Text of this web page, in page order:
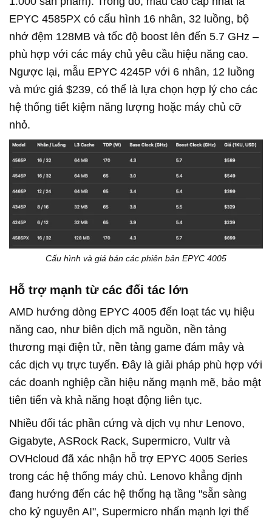
EPYC 4585PX có cấu hình 16 nhân, 32 luồng, bộ
nhớ đệm 128MB và tốc độ boost lên đến 5.7 GHz –
phù hợp với các máy chủ yêu cầu hiệu năng cao.
Ngược lại, mẫu EPYC 4245P với 6 nhân, 12 luồng
và mức giá $239, có thể là lựa chọn hợp lý cho các
hệ thống tiết kiệm năng lượng hoặc máy chủ cỡ
nhỏ.
Cấu hình và giá bán các phiên bản EPYC 4005
Hỗ trợ mạnh từ các đối tác lớn
AMD hướng dòng EPYC 4005 đến loạt tác vụ hiệu
năng cao, như biên dịch mã nguồn, nền tảng
thương mại điện tử, nền tảng game đám mây và
các dịch vụ trực tuyến. Đây là giải pháp phù hợp với
các doanh nghiệp cần hiệu năng mạnh mẽ, bảo mật
tiên tiến và khả năng hoạt động liên tục.
Nhiều đối tác phần cứng và dịch vụ như Lenovo,
Gigabyte, ASRock Rack, Supermicro, Vultr và
OVHcloud đã xác nhận hỗ trợ EPYC 4005 Series
trong các hệ thống máy chủ. Lenovo khẳng định
đang hướng đến các hệ thống hạ tầng "sẵn sàng
cho kỷ nguyên AI", Supermicro nhấn mạnh lợi thế